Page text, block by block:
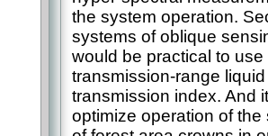
the system operation.
systems of oblique
would be practical to
transmission-range
transmission index. And
optimize operation of